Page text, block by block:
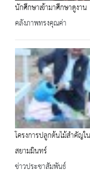
นักศึกษาเข้ามาศึกษาดูงาน
คลังภาพทรงคุณค่า
โครงการปลูกต้นไม้สำคัญ
สยามมินทร์
ข่าวประชาสัมพันธ์